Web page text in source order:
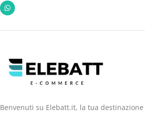
Benvenuti su Elebatt.it, la tua destinazione